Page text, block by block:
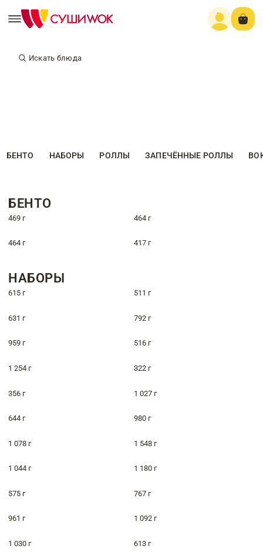
Искать блюда
БЕНТО НАБОРЫ РОЛЛЫ ЗАПЕЧЁННЫЕ РОЛЛЫ
БЕНТО
469 г 464 г
464 г 417 г
НАБОРЫ
615 г 511 г
631 г 792 г
959 г 516 г
1 254 г 322 г
356 г 1 027 г
644 г 980 г
1 078 г 1 548 г
1 044 г 1 180 г
575 г 767 г
961 г 1 092 г
1 030 г 613 г